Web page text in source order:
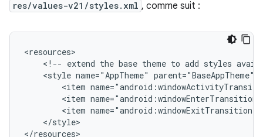
res/values-v21/styles.xml , comme suit :
<!-- extend the base theme to add styles
<style name="AppTheme"
<item
<item
<item
</style>
</resources>